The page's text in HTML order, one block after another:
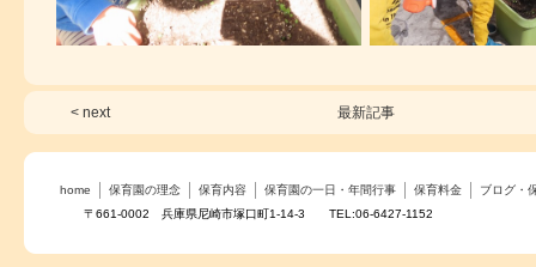
< next 最新記事
home 保育園の理念 保育内容 保育園の一日・年間行事 保育料金
ブログ・
〒661-0002 兵庫県尼崎市塚口町1-14-3 TEL:06-6427-1152